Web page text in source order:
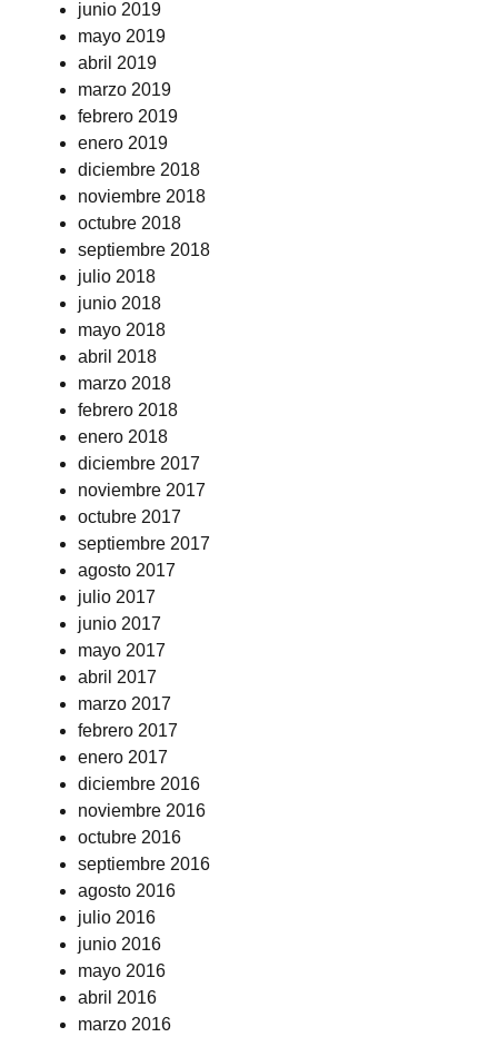
junio 2019
mayo 2019
abril 2019
marzo 2019
febrero 2019
enero 2019
diciembre 2018
noviembre 2018
octubre 2018
septiembre 2018
julio 2018
junio 2018
mayo 2018
abril 2018
marzo 2018
febrero 2018
enero 2018
diciembre 2017
noviembre 2017
octubre 2017
septiembre 2017
agosto 2017
julio 2017
junio 2017
mayo 2017
abril 2017
marzo 2017
febrero 2017
enero 2017
diciembre 2016
noviembre 2016
octubre 2016
septiembre 2016
agosto 2016
julio 2016
junio 2016
mayo 2016
abril 2016
marzo 2016